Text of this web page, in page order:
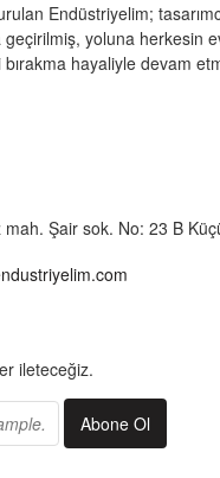
Endüstriyelim;
geçirilmiş, yoluna herkesin
hayaliyle devam
mah. Şair sok. No: 23 B
ileteceğiz.